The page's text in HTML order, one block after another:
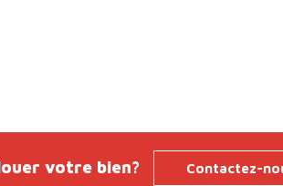
votre bien? Contactez-